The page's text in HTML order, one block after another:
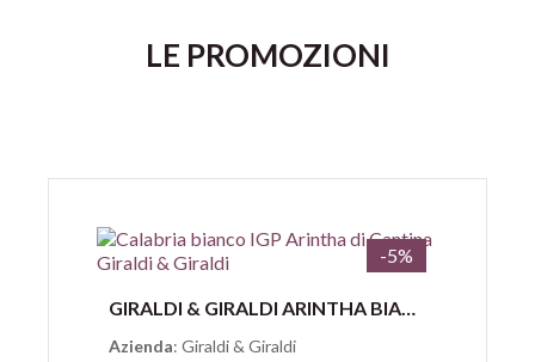
LE PROMOZIONI
Anteprima
-5%
GIRALDI & GIRALDI ARINTHA BIANCO CALABRIA IGP
Azienda: Giraldi & Giraldi